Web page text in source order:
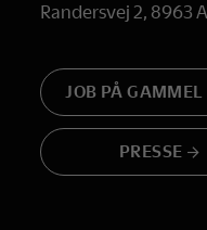
Randersvej 2, 8963
JOB PÅ GAMMEL
PRESSE